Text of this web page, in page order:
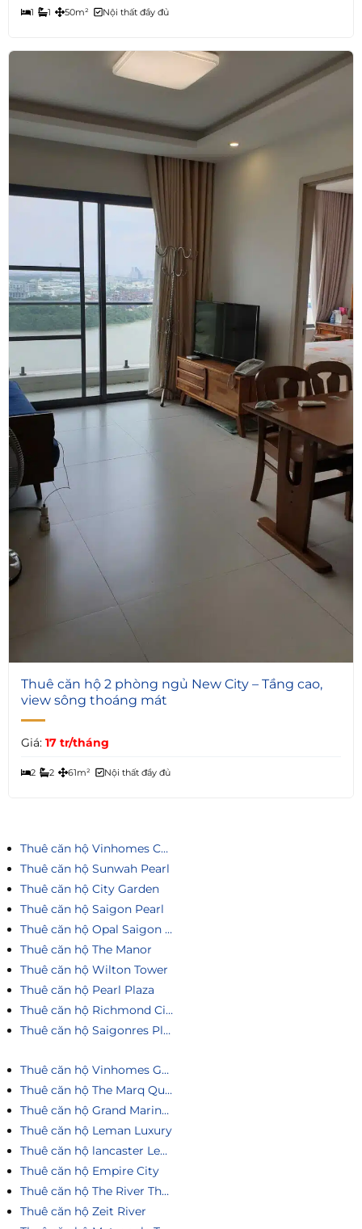
1 1 50m² Nội thất đầy đủ
4
Thuê căn hộ 2 phòng ngủ New City – Tầng cao,
view sông thoáng mát
Giá: 17 tr/tháng
2 2 61m² Nội thất đầy đủ
Thuê căn hộ Vinhomes Central Park
Thuê căn hộ Sunwah Pearl
Thuê căn hộ City Garden
Thuê căn hộ Saigon Pearl
Thuê căn hộ Opal Saigon Pearl
Thuê căn hộ The Manor
Thuê căn hộ Wilton Tower
Thuê căn hộ Pearl Plaza
Thuê căn hộ Richmond City
Thuê căn hộ Saigonres Plaza
Thuê căn hộ Vinhomes Golden River
Thuê căn hộ The Marq Quận 1
Thuê căn hộ Grand Marina Saigon
Thuê căn hộ Leman Luxury
Thuê căn hộ lancaster Legacy
Thuê căn hộ Empire City
Thuê căn hộ The River Thủ Thiêm
Thuê căn hộ Zeit River